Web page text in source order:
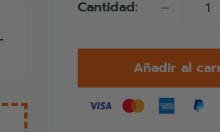
Cantidad:
Añadir al